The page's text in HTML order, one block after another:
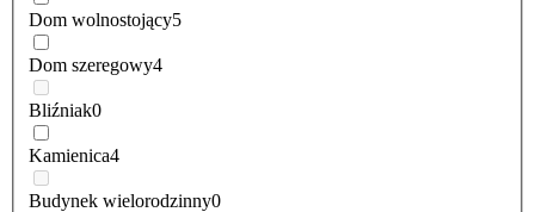
Dom wolnostojący5
Dom szeregowy4
Bliźniak0
Kamienica4
Budynek wielorodzinny0